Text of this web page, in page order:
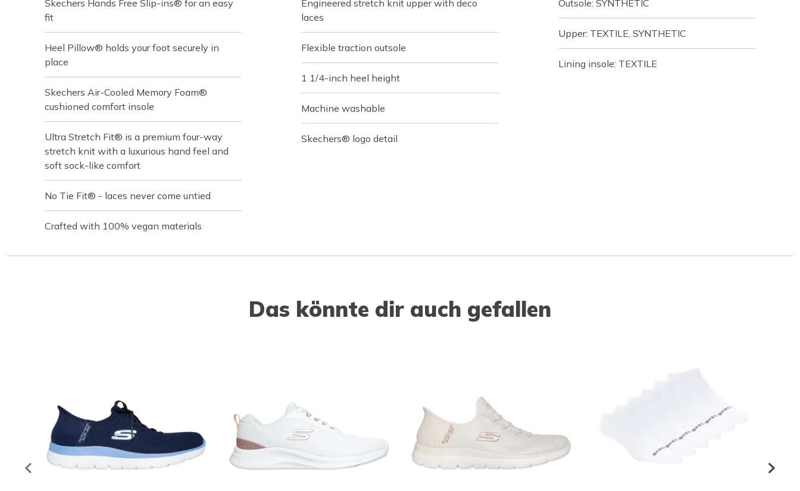
Skechers Hands Free Slip-ins® for an easy
fit
Heel Pillow® holds your foot securely in
place
Skechers Air-Cooled Memory Foam®
cushioned comfort insole
Ultra Stretch Fit® is a premium four-way
stretch knit with a luxurious hand feel and
soft sock-like comfort
No Tie Fit® - laces never come untied
Crafted with 100% vegan materials
Engineered stretch knit upper with deco
laces
Flexible traction outsole
1 1/4-inch heel height
Machine washable
Skechers® logo detail
Outsole: SYNTHETIC
Upper: TEXTILE, SYNTHETIC
Lining insole: TEXTILE
Das könnte dir auch gefallen